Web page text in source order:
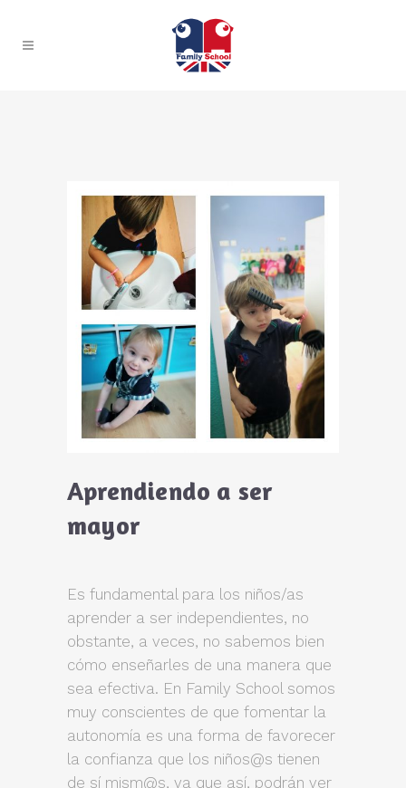
Aprendiendo a ser
mayor
Es fundamental para los niños/as
aprender a ser independientes, no
obstante, a veces, no sabemos bien
cómo enseñarles de una manera que
sea efectiva. En Family School somos
muy conscientes de que fomentar la
autonomía es una forma de favorecer
la confianza que los niños@s tienen
de sí mism@s, ya que así, podrán ver